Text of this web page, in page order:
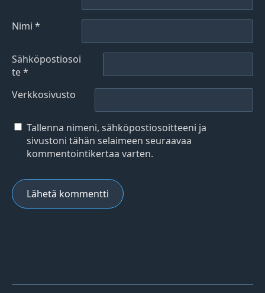
Nimi *
Sähköpostiosoi
te*
Verkkosivusto
Tallenna nimeni, sähköpostiosoitteeni ja
sivustoni tähän selaimeen seuraavaa
kommentointikertaa varten.